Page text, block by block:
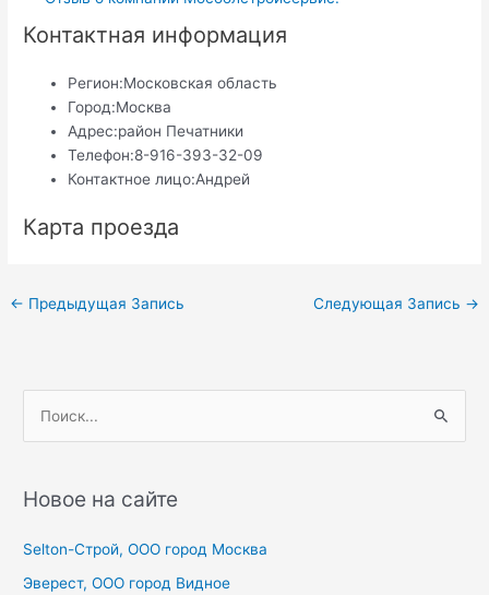
Контактная информация
Регион:Московская область
Город:Москва
Адрес:район Печатники
Телефон:8-916-393-32-09
Контактное лицо:Андрей
Карта проезда
Навигация
← Предыдущая Запись Следующая Запись →
с
:
Новое на сайте
Selton-Строй, OOO город Москва
Эверест, ООО город Видное